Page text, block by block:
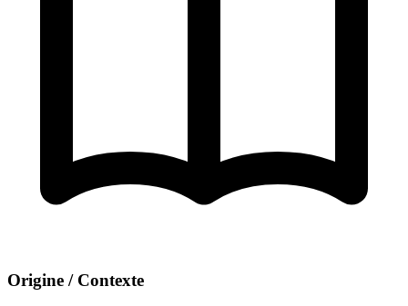
Origine / Contexte